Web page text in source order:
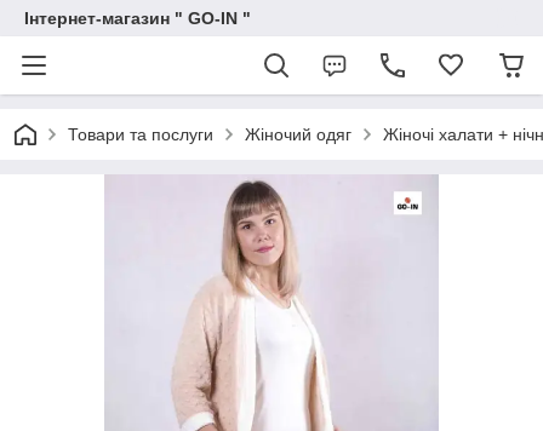
Інтернет-магазин " GO-IN "
Товари та послуги Жіночий одяг Жіночі халати +